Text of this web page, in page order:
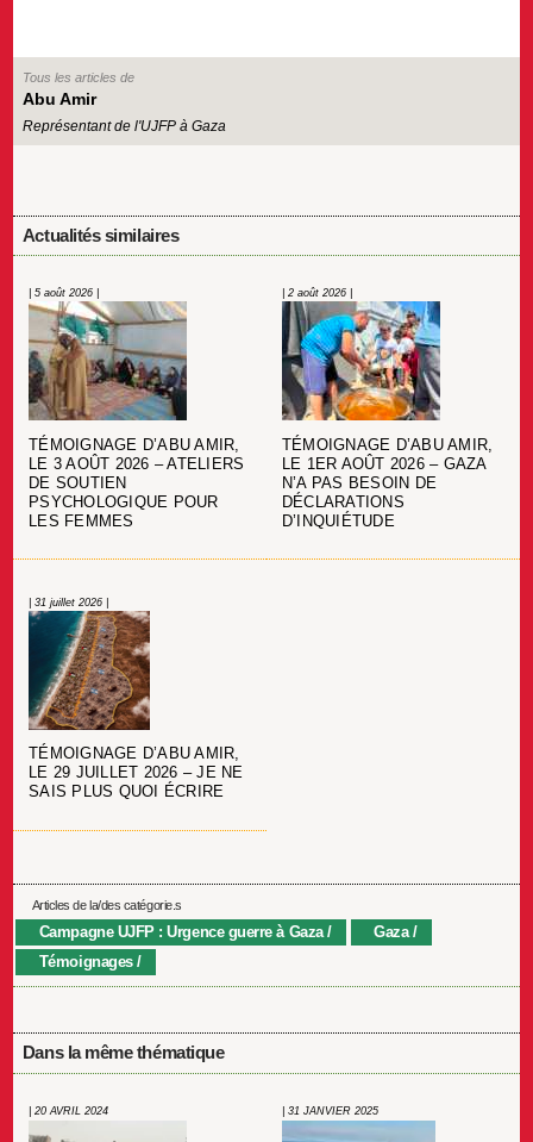
Tous les articles de
Abu Amir
Représentant de l'UJFP à Gaza
Actualités similaires
| 5 août 2026 |
TÉMOIGNAGE D’ABU AMIR,
LE 3 AOÛT 2026 – ATELIERS
DE SOUTIEN
PSYCHOLOGIQUE POUR
LES FEMMES
| 2 août 2026 |
TÉMOIGNAGE D’ABU AMIR,
LE 1ER AOÛT 2026 – GAZA
N’A PAS BESOIN DE
DÉCLARATIONS
D’INQUIÉTUDE
| 31 juillet 2026 |
TÉMOIGNAGE D’ABU AMIR,
LE 29 JUILLET 2026 – JE NE
SAIS PLUS QUOI ÉCRIRE
Articles de la/des catégorie.s
Campagne UJFP : Urgence guerre à Gaza
Gaza
Témoignages
Dans la même thématique
| 20 AVRIL 2024 | 31 JANVIER 2025